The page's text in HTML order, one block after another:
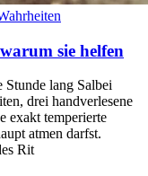
sie helfen
Stunde lang Salbei
drei handverlesene
exakt temperierte
atmen darfst.
Rit